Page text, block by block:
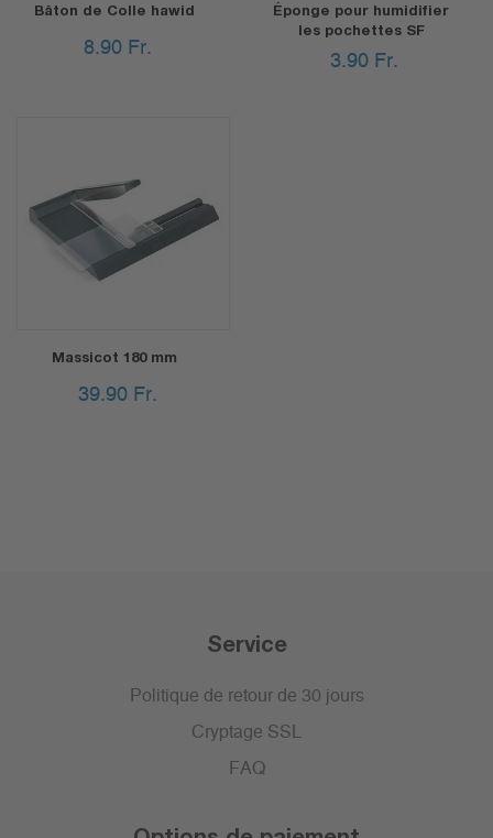
Bâton de Colle hawid
8.90 Fr.
Éponge pour humidifier
les pochettes SF
3.90 Fr.
Massicot 180 mm
39.90 Fr.
Service
Politique de retour de 30 jours
Cryptage SSL
FAQ